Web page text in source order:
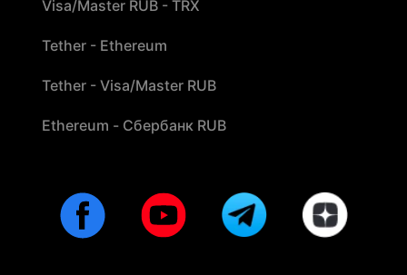
Visa/Master RUB - TRX
Tether - Ethereum
Tether - Visa/Master RUB
Ethereum - Сбербанк RUB